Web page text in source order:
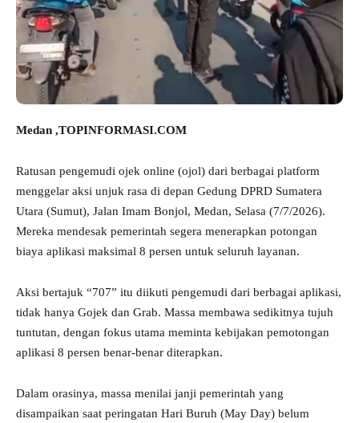
Medan ,TOPINFORMASI.COM
Ratusan pengemudi ojek online (ojol) dari berbagai platform
menggelar aksi unjuk rasa di depan Gedung DPRD Sumatera
Utara (Sumut), Jalan Imam Bonjol, Medan, Selasa (7/7/2026).
Mereka mendesak pemerintah segera menerapkan potongan
biaya aplikasi maksimal 8 persen untuk seluruh layanan.
Aksi bertajuk “707” itu diikuti pengemudi dari berbagai aplikasi,
tidak hanya Gojek dan Grab. Massa membawa sedikitnya tujuh
tuntutan, dengan fokus utama meminta kebijakan pemotongan
aplikasi 8 persen benar-benar diterapkan.
Dalam orasinya, massa menilai janji pemerintah yang
disampaikan saat peringatan Hari Buruh (May Day) belum